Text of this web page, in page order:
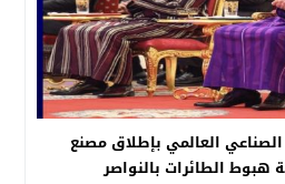
العالمي بإطلاق مصنع
هبوط الطائرات بالنواصر